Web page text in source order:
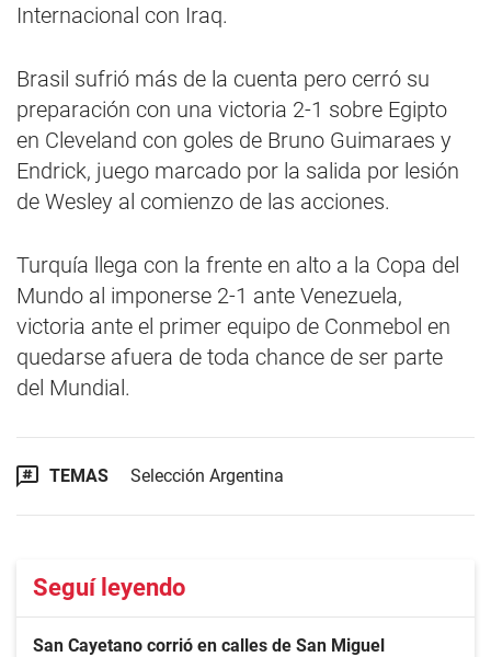
Internacional con Iraq.
Brasil sufrió más de la cuenta pero cerró su
preparación con una victoria 2-1 sobre Egipto
en Cleveland con goles de Bruno Guimaraes y
Endrick, juego marcado por la salida por lesión
de Wesley al comienzo de las acciones.
Turquía llega con la frente en alto a la Copa del
Mundo al imponerse 2-1 ante Venezuela,
victoria ante el primer equipo de Conmebol en
quedarse afuera de toda chance de ser parte
del Mundial.
TEMAS Selección Argentina
Seguí leyendo
San Cayetano corrió en calles de San Miguel